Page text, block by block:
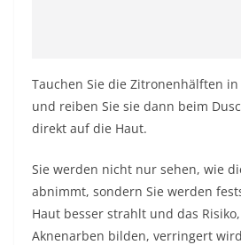
Tauchen Sie die Zitronenhälften in
und reiben Sie sie dann beim
direkt auf die Haut.
Sie werden nicht nur sehen, wie
abnimmt, sondern Sie werden
Haut besser strahlt und das
Aknenarben bilden, verringert